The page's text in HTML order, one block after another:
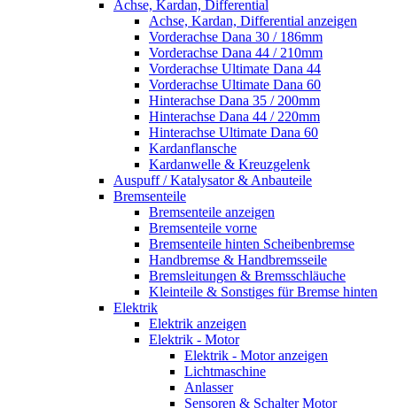
Achse, Kardan, Differential
Achse, Kardan, Differential anzeigen
Vorderachse Dana 30 / 186mm
Vorderachse Dana 44 / 210mm
Vorderachse Ultimate Dana 44
Vorderachse Ultimate Dana 60
Hinterachse Dana 35 / 200mm
Hinterachse Dana 44 / 220mm
Hinterachse Ultimate Dana 60
Kardanflansche
Kardanwelle & Kreuzgelenk
Auspuff / Katalysator & Anbauteile
Bremsenteile
Bremsenteile anzeigen
Bremsenteile vorne
Bremsenteile hinten Scheibenbremse
Handbremse & Handbremsseile
Bremsleitungen & Bremsschläuche
Kleinteile & Sonstiges für Bremse hinten
Elektrik
Elektrik anzeigen
Elektrik - Motor
Elektrik - Motor anzeigen
Lichtmaschine
Anlasser
Sensoren & Schalter Motor